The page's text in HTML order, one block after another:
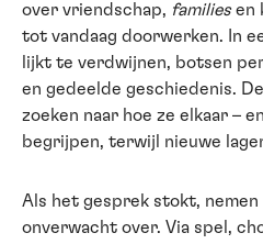
over vriendschap, familiesen
tot vandaag doorwerken. In
lijkt te verdwijnen, botsen
en gedeelde geschiedenis.
zoeken naar hoe ze elkaar –
begrijpen, terwijl nieuwe
Als het gesprek stokt, nemen
onverwacht over. Via spel,